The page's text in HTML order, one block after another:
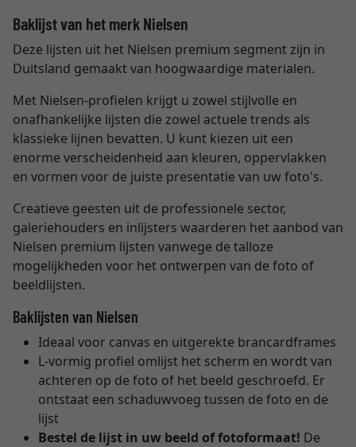
Baklijst van het merk Nielsen
Deze lijsten uit het Nielsen premium segment zijn in
Duitsland gemaakt van hoogwaardige materialen.
Met Nielsen-profielen krijgt u zowel stijlvolle en
onafhankelijke lijsten die zowel actuele trends als
klassieke lijnen bevatten. U kunt kiezen uit een
enorme verscheidenheid aan kleuren, oppervlakken
en vormen voor de juiste presentatie van uw foto's.
Creatieve geesten uit de professionele sector,
galeriehouders en inlijsters waarderen het aanbod van
Nielsen premium lijsten vanwege de talloze
mogelijkheden voor het ontwerpen van de foto of
beeldlijsten.
Baklijsten van Nielsen
Ideaal voor canvas en uitgerekte brancardframes
L-vormig profiel omlijst het scherm en wordt van
achteren op de foto of het beeld geschroefd. Er
ontstaat een schaduwvoeg tussen de foto en de
lijst
Bestel de lijst in uw beeld of fotoformaat! De